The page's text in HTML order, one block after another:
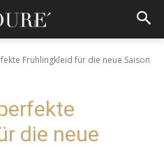
Frühlingkleid für die neue Saison
die neue